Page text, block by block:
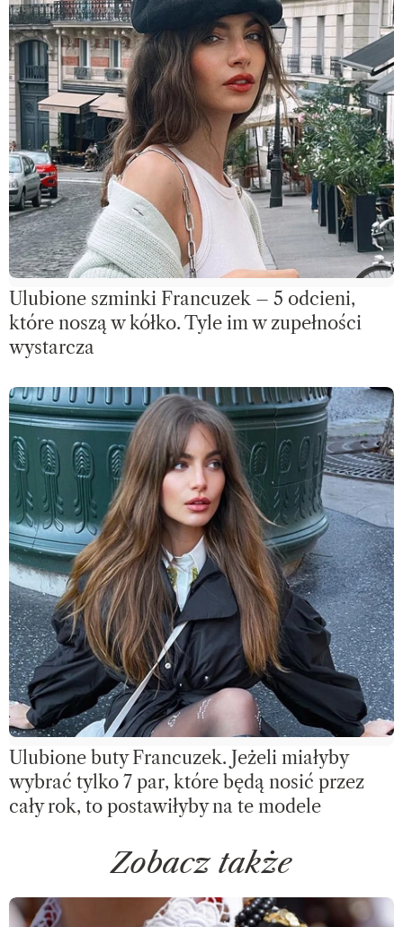
Ulubione szminki Francuzek – 5 odcieni,
które noszą w kółko. Tyle im w zupełności
wystarcza
Ulubione buty Francuzek. Jeżeli miałyby
wybrać tylko 7 par, które będą nosić przez
cały rok, to postawiłyby na te modele
Zobacz także